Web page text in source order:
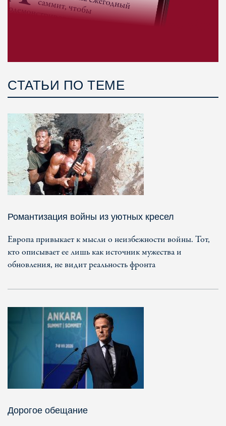
СТАТЬИ ПО ТЕМЕ
Романтизация войны из уютных кресел
Европа привыкает к мысли о неизбежности войны. Тот,
кто описывает ее лишь как источник мужества и
обновления, не видит реальность фронта
Дорогое обещание